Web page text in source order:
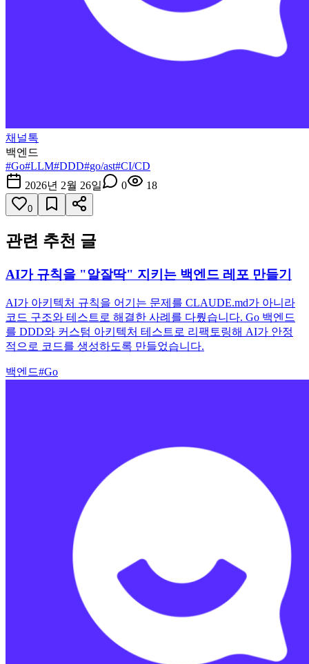
채널톡
백엔드
#Go#LLM#DDD#go/ast#CI/CD
2026년 2월 26일
0 18
0
관련 추천 글
AI가 규칙을 "알잘딱" 지키는 백엔드 레포 만들기
AI가 아키텍처 규칙을 어기는 문제를 CLAUDE.md가 아니라
코드 구조와 테스트로 해결한 사례를 다뤘습니다. Go 백엔드
를 DDD와 커스텀 아키텍처 테스트로 리팩토링해 AI가 안정
적으로 코드를 생성하도록 만들었습니다.
백엔드#Go